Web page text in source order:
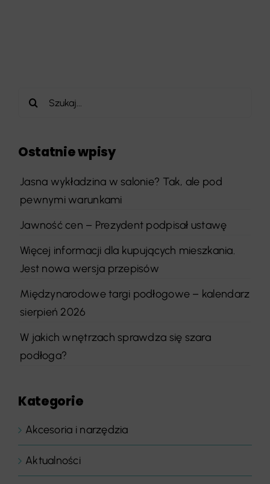
Szukaj
Ostatnie wpisy
Jasna wykładzina w salonie? Tak, ale pod
pewnymi warunkami
Jawność cen – Prezydent podpisał ustawę
Więcej informacji dla kupujących mieszkania.
Jest nowa wersja przepisów
Międzynarodowe targi podłogowe – kalendarz
sierpień 2026
W jakich wnętrzach sprawdza się szara
podłoga?
Kategorie
Akcesoria i narzędzia
Aktualności